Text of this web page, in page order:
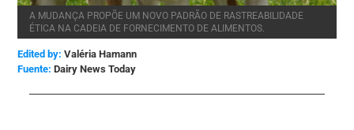
A MUDANÇA PROPÕE UM NOVO PADRÃO DE RASTREABILIDADE
ÉTICA NA CADEIA DE FORNECIMENTO DE ALIMENTOS.
Edited by: Valéria Hamann
Dairy News Today